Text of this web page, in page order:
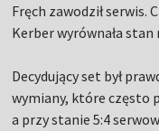
Fręch zawodził serwis.
Kerber wyrównała stan
Decydujący set był
wymiany, które często
a przy stanie 5:4